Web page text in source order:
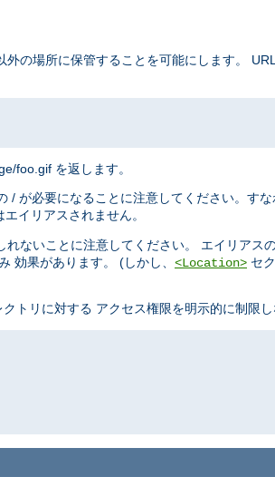
外の場所に保管することを可能にします。
foo.gif を返します。
が必要になることに注意してください。すな
エイリアスされません。
ないことに注意してください。 エイリアス
効果があります。 (しかし、 <Location> セ
トリに対する アクセス権限を明示的に制限し